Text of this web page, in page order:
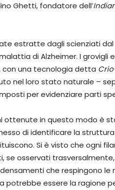
Ghetti, fondatore dell’
estratte dagli scienziati dal
di Alzheimer. I
con una tecnologia detta
nel loro stato naturale –
per evidenziare parti
ottenute in questo modo è
di identificare la
Si è visto che ogni
se osservati
che respingono le
potrebbe essere la ragione